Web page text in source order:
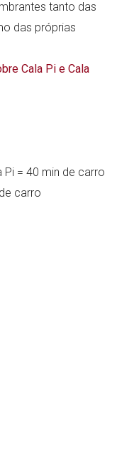
tanto das
das próprias
Cala Pi e Cala
Pi = 40 min de carro
carro